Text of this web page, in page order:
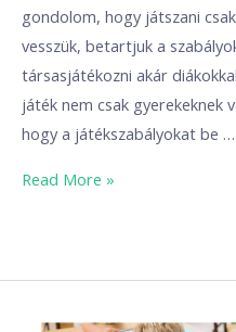
gondolom, hogy játszani
vesszük, betartjuk a
társasjátékozni akár
játék nem csak gyerekeknek
hogy a játékszabályokat be …
Read More »